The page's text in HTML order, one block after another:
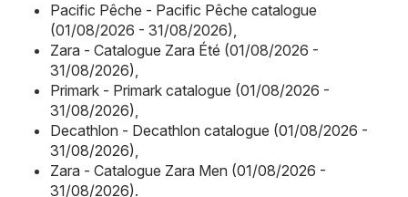
Pacific Pêche - Pacific Pêche catalogue
(01/08/2026 - 31/08/2026),
Zara - Catalogue Zara Été (01/08/2026 -
31/08/2026),
Primark - Primark catalogue (01/08/2026 -
31/08/2026),
Decathlon - Decathlon catalogue (01/08/2026 -
31/08/2026),
Zara - Catalogue Zara Men (01/08/2026 -
31/08/2026).